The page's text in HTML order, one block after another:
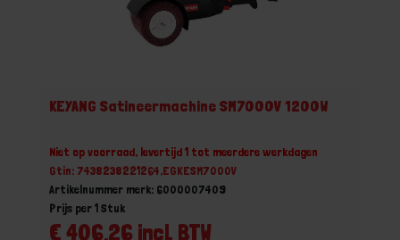
KEYANG Satineermachine SM7000V 1200W
Niet op voorraad, levertijd 1 tot meerdere werkdagen
Gtin: 7438238221264,EGKESM7000V
Artikelnummer merk: 6000007409
€ 406,26 incl. BTW
Prijs per 1 Stuk